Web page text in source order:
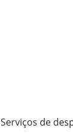
Serviços de